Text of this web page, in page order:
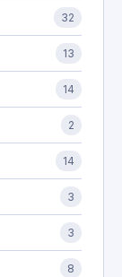
32
13
14
2
14
3
3
8